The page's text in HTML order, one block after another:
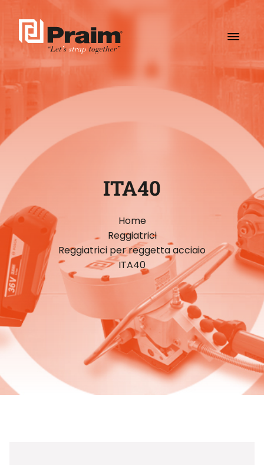
ITA40
Home
Reggiatrici
Reggiatrici per reggetta acciaio
ITA40